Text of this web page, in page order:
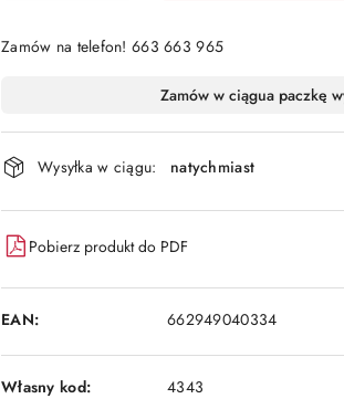
Zamów na telefon! 663 663 965
i
dostawa
Zamów w ciągua paczkę
Wysyłka w ciągu: natychmiast
Pobierz produkt do PDF
EAN: 662949040334
Własny kod: 4343